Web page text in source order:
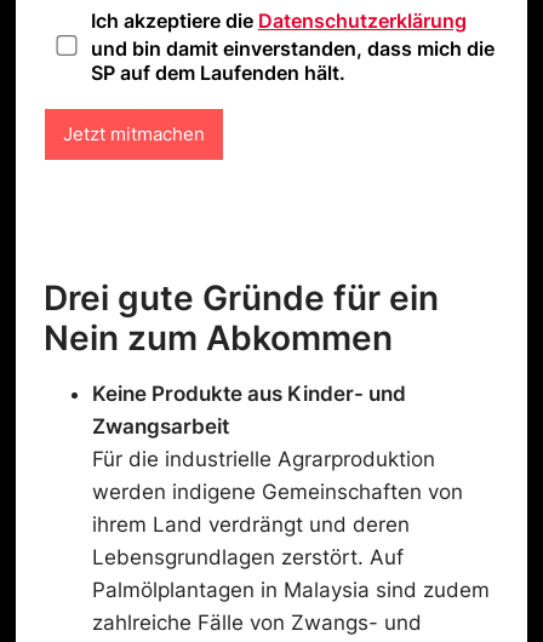
n
c
-
C
h
e
Ich akzeptiere die Datenschutzerklärung
und bin damit einverstanden, dass mich die
SP auf dem Laufenden hält.
Jetzt mitmachen
Drei gute Gründe für ein
Nein zum Abkommen
Keine Produkte aus Kinder- und
Zwangsarbeit
Für die industrielle Agrarproduktion
werden indigene Gemeinschaften von
ihrem Land verdrängt und deren
Lebensgrundlagen zerstört. Auf
Palmölplantagen in Malaysia sind zudem
zahlreiche Fälle von Zwangs- und